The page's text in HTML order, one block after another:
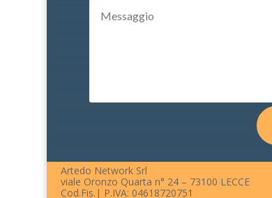
Artedo Network Srl
viale Oronzo Quarta n° 24 – 73100 LECCE
Cod.Fis.| P.IVA: 04618720751